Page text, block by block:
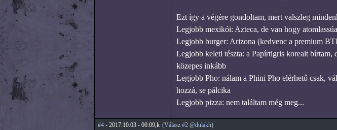
Ezt így a végére gondoltam, mert valszleg
Legjobb mexikói: Azteca, de van hogy
Legjobb burger: Arizona (kedvenc a premium
Legjobb keleti tészta: a Papírtigris koreait bírtam,
közepes inkább
Legjobb Pho: nálam a Phini Pho elérhető csak,
hozzá, se pálcika
Legjobb pizza: nem találtam még meg...
#4- 2017.10.03 - 00:09,k (Válasz #2 @dulakh)